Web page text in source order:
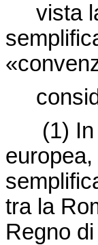
vista
(1)
tra la
Regno